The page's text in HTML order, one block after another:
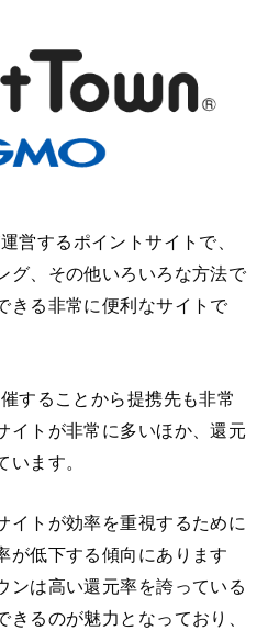
営するポイントサイトで、
グ、その他いろいろな方法で
きる非常に便利なサイトで
することから提携先も非常
イトが非常に多いほか、還元
ます。
イトが効率を重視するために
が低下する傾向にあります
ンは高い還元率を誇っている
るのが魅力となっており、